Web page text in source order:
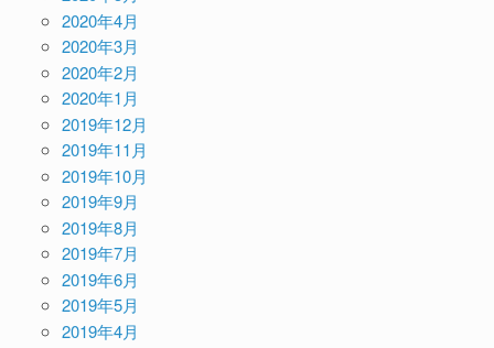
2020年4月
2020年3月
2020年2月
2020年1月
2019年12月
2019年11月
2019年10月
2019年9月
2019年8月
2019年7月
2019年6月
2019年5月
2019年4月